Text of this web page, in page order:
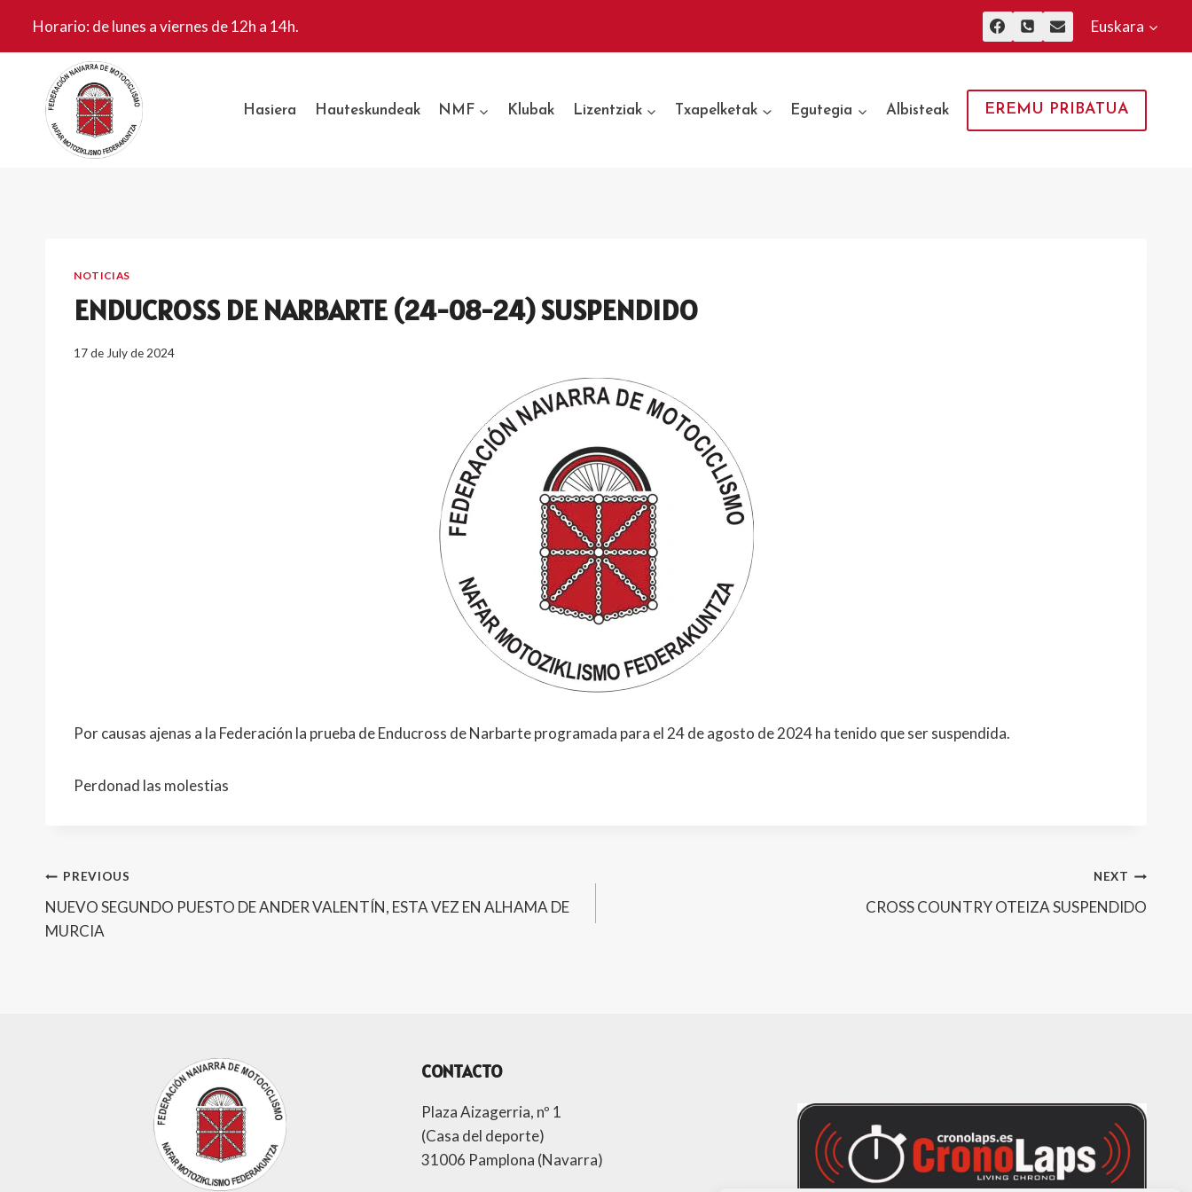
Horario: de lunes a viernes de 12h a 14h. Euskara
Hasiera Hauteskundeak NMF Klubak Lizentziak Txapelketak Egutegia Albisteak EREMU PRIBATUA
NOTICIAS
ENDUCROSS DE NARBARTE (24-08-24) SUSPENDIDO
17 de July de 2024
Por causas ajenas a la Federación la prueba de Enducross de Narbarte programada para el 24 de agosto de 2024 ha tenido que ser suspendida.
Perdonad las molestias
Post
navigation
PREVIOUS
NUEVO SEGUNDO PUESTO DE ANDER VALENTÍN, ESTA VEZ EN ALHAMA DE
MURCIA
NEXT
CROSS COUNTRY OTEIZA SUSPENDIDO
CONTACTO
Plaza Aizagerria, nº 1
(Casa del deporte)
31006 Pamplona (Navarra)